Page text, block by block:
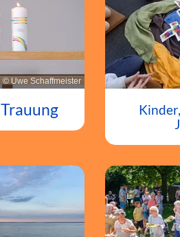
© Uwe Schaffmeister